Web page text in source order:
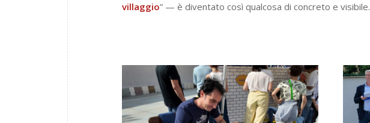
villaggio” — è diventato così qualcosa di concreto e visibile.